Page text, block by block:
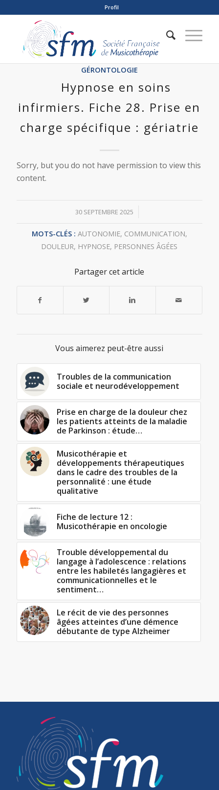
Profil
GÉRONTOLOGIE
Hypnose en soins
infirmiers. Fiche 28. Prise en
charge spécifique : gériatrie
Sorry, but you do not have permission to view this
content.
30 SEPTEMBRE 2025
/
MOTS-CLÉS : AUTONOMIE, COMMUNICATION,
DOULEUR, HYPNOSE, PERSONNES ÂGÉES
Partager cet article
Vous aimerez peut-être aussi
Troubles de la communication
sociale et neurodéveloppement
Prise en charge de la douleur chez
les patients atteints de la maladie
de Parkinson : étude…
Musicothérapie et
développements thérapeutiques
dans le cadre des troubles de la
personnalité : une étude
qualitative
Fiche de lecture 12 :
Musicothérapie en oncologie
Trouble développemental du
langage à l’adolescence : relations
entre les habiletés langagières et
communicationnelles et le
sentiment…
Le récit de vie des personnes
âgées atteintes d’une démence
débutante de type Alzheimer